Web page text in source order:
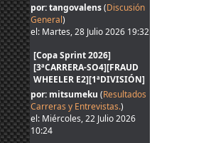
por: tangovalens(Discusión
General)
el: Martes, 28 Julio 2026 19:32
[Copa Sprint 2026]
[3ªCARRERA-SO4][FRAUD
WHEELER E2][1ªDIVISIÓN]
por: mitsumeku (Resultados
Carreras y Entrevistas.)
el: Miércoles, 22 Julio 2026
10:24